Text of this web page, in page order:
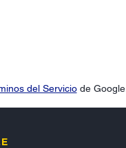
del Serviciode Google.